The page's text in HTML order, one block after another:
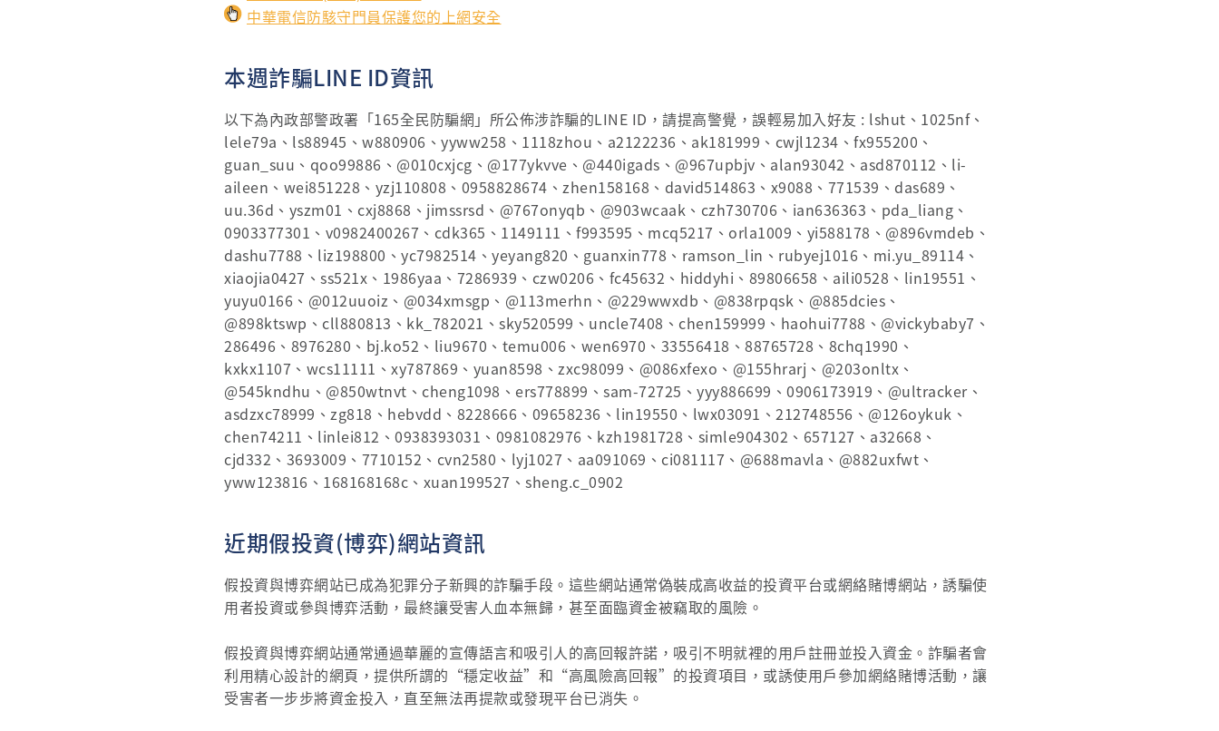
中華電信防駭守門員保護您的上網安全
本週詐騙LINE ID資訊
以下為內政部警政署「165全民防騙網」所公佈涉詐騙的LINE ID，請提高警覺，誤輕易加入好友 : lshut、1025nf、
lele79a、ls88945、w880906、yyww258、1118zhou、a2122236、ak181999、cwjl1234、fx955200、
guan_suu、qoo99886、@010cxjcg、@177ykvve、@440igads、@967upbjv、alan93042、asd870112、li-
aileen、wei851228、yzj110808、0958828674、zhen158168、david514863、x9088、771539、das689、
uu.36d、yszm01、cxj8868、jimssrsd、@767onyqb、@903wcaak、czh730706、ian636363、pda_liang、
0903377301、v0982400267、cdk365、1149111、f993595、mcq5217、orla1009、yi588178、@896vmdeb、
dashu7788、liz198800、yc7982514、yeyang820、guanxin778、ramson_lin、rubyej1016、mi.yu_89114、
xiaojia0427、ss521x、1986yaa、7286939、czw0206、fc45632、hiddyhi、89806658、aili0528、lin19551、
yuyu0166、@012uuoiz、@034xmsgp、@113merhn、@229wwxdb、@838rpqsk、@885dcies、
@898ktswp、cll880813、kk_782021、sky520599、uncle7408、chen159999、haohui7788、@vickybaby7、
286496、8976280、bj.ko52、liu9670、temu006、wen6970、33556418、88765728、8chq1990、
kxkx1107、wcs11111、xy787869、yuan8598、zxc98099、@086xfexo、@155hrarj、@203onltx、
@545kndhu、@850wtnvt、cheng1098、ers778899、sam-72725、yyy886699、0906173919、@ultracker、
asdzxc78999、zg818、hebvdd、8228666、09658236、lin19550、lwx03091、212748556、@126oykuk、
chen74211、linlei812、0938393031、0981082976、kzh1981728、simle904302、657127、a32668、
cjd332、3693009、7710152、cvn2580、lyj1027、aa091069、ci081117、@688mavla、@882uxfwt、
yww123816、168168168c、xuan199527、sheng.c_0902
近期假投資(博弈)網站資訊
假投資與博弈網站已成為犯罪分子新興的詐騙手段。這些網站通常偽裝成高收益的投資平台或網絡賭博網站，誘騙使
用者投資或參與博弈活動，最終讓受害人血本無歸，甚至面臨資金被竊取的風險。
假投資與博弈網站通常通過華麗的宣傳語言和吸引人的高回報許諾，吸引不明就裡的用戶註冊並投入資金。詐騙者會
利用精心設計的網頁，提供所謂的“穩定收益”和“高風險高回報”的投資項目，或誘使用戶參加網絡賭博活動，讓
受害者一步步將資金投入，直至無法再提款或發現平台已消失。